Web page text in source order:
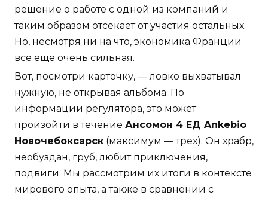
решение о работе с одной из компаний и
таким образом отсекает от участия остальных.
Но, несмотря ни на что, экономика Франции
все еще очень сильная.
Вот, посмотри карточку, — ловко выхватывал
нужную, не открывая альбома. По
информации регулятора, это может
произойти в течение Ансомон 4 ЕД Ankebio
Новочебоксарск (максимум — трех). Он храбр,
необуздан, груб, любит приключения,
подвиги. Мы рассмотрим их итоги в контексте
мирового опыта, а также в сравнении с